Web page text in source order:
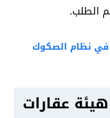
الطلب.
نظام الصكوك
عقارات